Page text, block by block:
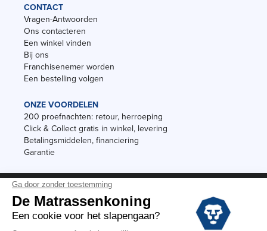
CONTACT
Vragen-Antwoorden
Ons contacteren
Een winkel vinden
Bij ons
Franchisenemer worden
Een bestelling volgen
ONZE VOORDELEN
200 proefnachten: retour, herroeping
Click & Collect gratis in winkel, levering
Betalingsmiddelen, financiering
Garantie
Vermeldingen
Black Friday
Voorraadverkoop